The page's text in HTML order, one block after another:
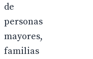
de
personas
mayores,
familias